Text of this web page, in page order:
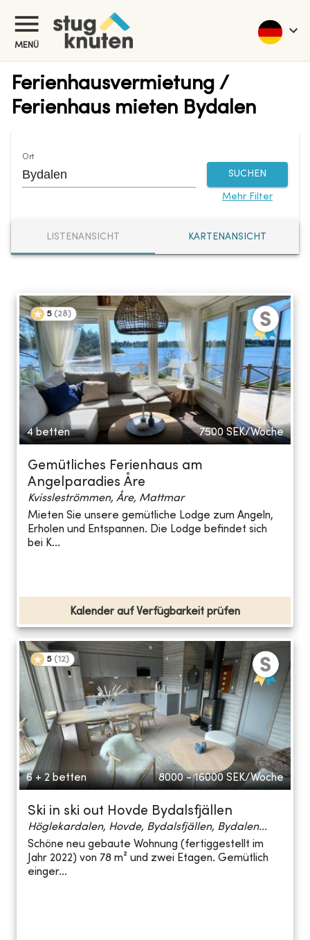
MENÜ
Ferienhausvermietung /
Ferienhaus mieten Bydalen
Ort
SUCHEN
Mehr Filter
LISTENANSICHT KARTENANSICHT
5 (28)
4 betten 7500 SEK/Woche
Gemütliches Ferienhaus am
Angelparadies Åre
Kvissleströmmen, Åre, Mattmar
Mieten Sie unsere gemütliche Lodge zum Angeln,
Erholen und Entspannen. Die Lodge befindet sich
bei K...
Kalender auf Verfügbarkeit prüfen
5 (12)
6 + 2 betten 8000 - 16000 SEK/Woche
Ski in ski out Hovde Bydalsfjällen
Höglekardalen, Hovde, Bydalsfjällen, Bydalen...
Schöne neu gebaute Wohnung (fertiggestellt im
Jahr 2022) von 78 m² und zwei Etagen. Gemütlich
einger...